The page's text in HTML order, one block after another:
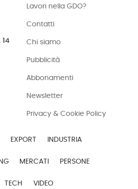
Lavori nella GDO?
Contatti
Chi siamo
Pubblicità
Abbonamenti
Newsletter
Privacy & Cookie Policy
EXPORT INDUSTRIA
MERCATI PERSONE
TECH VIDEO